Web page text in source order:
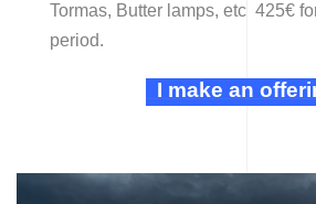
Tormas, Butter lamps, etc 425€
period.
I make an